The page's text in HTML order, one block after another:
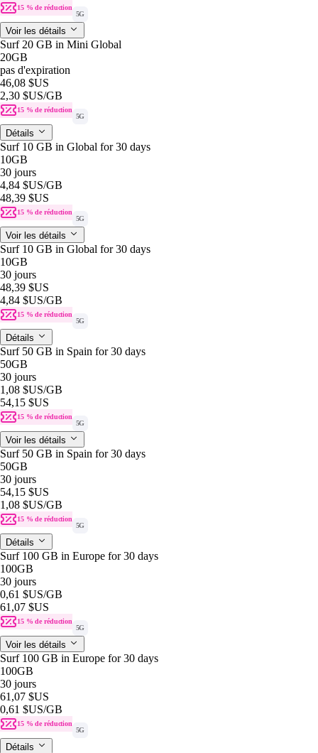
15 % de réduction
5G
Voir les détails
Surf 20 GB in Mini Global
20GB
pas d'expiration
46,08 $US
2,30 $US/GB
15 % de réduction
5G
Détails
Surf 10 GB in Global for 30 days
10GB
30 jours
4,84 $US/GB
48,39 $US
15 % de réduction
5G
Voir les détails
Surf 10 GB in Global for 30 days
10GB
30 jours
48,39 $US
4,84 $US/GB
15 % de réduction
5G
Détails
Surf 50 GB in Spain for 30 days
50GB
30 jours
1,08 $US/GB
54,15 $US
15 % de réduction
5G
Voir les détails
Surf 50 GB in Spain for 30 days
50GB
30 jours
54,15 $US
1,08 $US/GB
15 % de réduction
5G
Détails
Surf 100 GB in Europe for 30 days
100GB
30 jours
0,61 $US/GB
61,07 $US
15 % de réduction
5G
Voir les détails
Surf 100 GB in Europe for 30 days
100GB
30 jours
61,07 $US
0,61 $US/GB
15 % de réduction
5G
Détails